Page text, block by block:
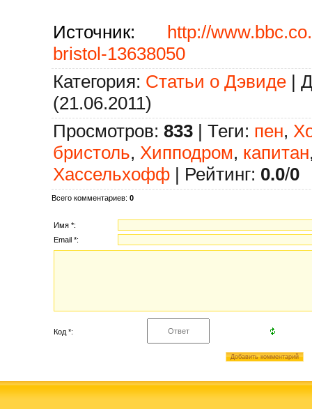
Источник: http://
bristol-13638050
Категория: Статьи о Дэвиде |
(21.06.2011)
Просмотров: 833 | Теги: пен,
бристоль, Хипподром, капитан
Хассельхофф | Рейтинг: 0.0/0
Всего комментариев: 0
Имя *:
Email *:
Код *: